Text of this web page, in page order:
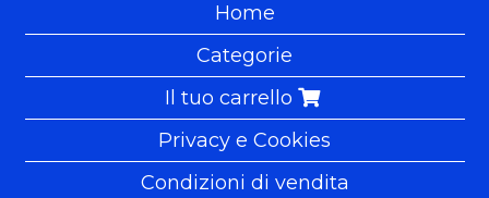
Home
Categorie
Il tuo carrello
Privacy e Cookies
Condizioni di vendita